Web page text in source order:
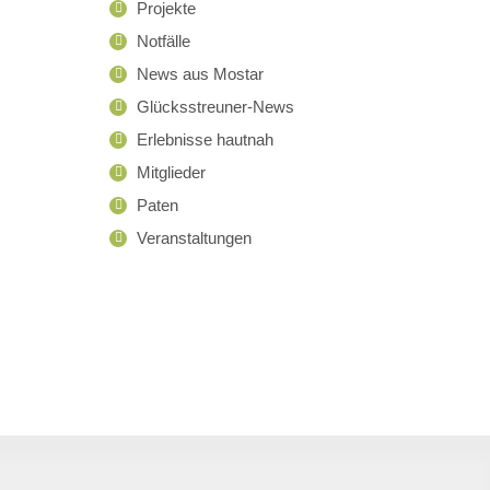
Projekte
Notfälle
News aus Mostar
Glücksstreuner-News
Erlebnisse hautnah
Mitglieder
Paten
Veranstaltungen